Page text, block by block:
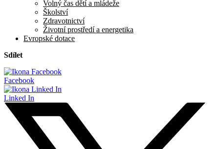
Volný čas dětí a mládeže
Školství
Zdravotnictví
Životní prostředí a energetika
Evropské dotace
Sdílet
Facebook
Linked In